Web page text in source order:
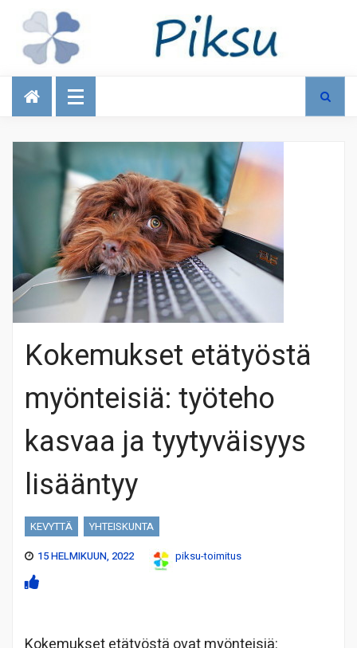
Talous
Kokemukset etätyöstä
myönteisiä: työteho
kasvaa ja tyytyväisyys
lisääntyy
KEVYTTÄ
YHTEISKUNTA
15 HELMIKUUN, 2022
piksu-toimitus